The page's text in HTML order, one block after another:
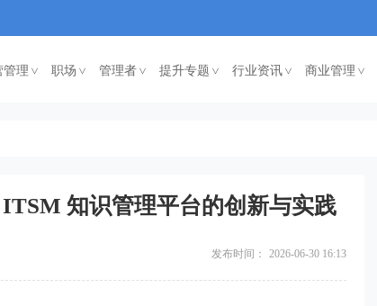
管理< 职场< 管理者< 提升专题 < 行业资讯 < 商业管理<
知识管理平台的创新与实践
发布时间： 2026-06-30 16:13